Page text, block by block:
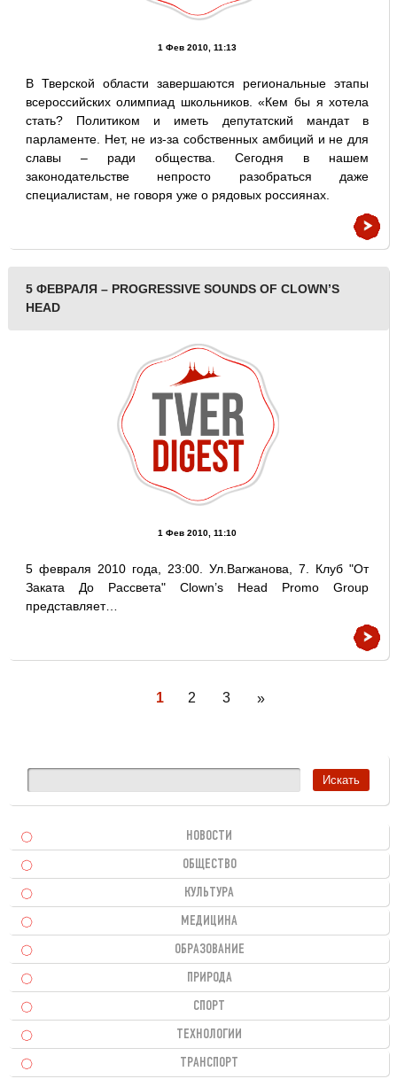
1 Фев 2010, 11:13
В Тверской области завершаются региональные этапы
всероссийских олимпиад школьников. «Кем бы я хотела
стать? Политиком и иметь депутатский мандат в
парламенте. Нет, не из-за собственных амбиций и не для
славы – ради общества. Сегодня в нашем
законодательстве непросто разобраться даже
специалистам, не говоря уже о рядовых россиянах.
5 ФЕВРАЛЯ – PROGRESSIVE SOUNDS OF CLOWN’S
HEAD
1 Фев 2010, 11:10
5 февраля 2010 года, 23:00. Ул.Вагжанова, 7. Клуб "От
Заката До Рассвета" Clown’s Head Promo Group
пpeдcтaвляeт…
1 2 3 »
НОВОСТИ
ОБЩЕСТВО
КУЛЬТУРА
МЕДИЦИНА
ОБРАЗОВАНИЕ
ПРИРОДА
СПОРТ
ТЕХНОЛОГИИ
ТРАНСПОРТ